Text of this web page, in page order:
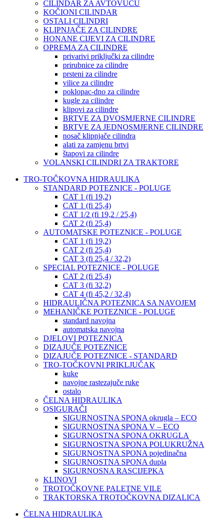
CILINDAR ZA AVTOVUČU
KOČIONI CILINDAR
OSTALI CILINDRI
KLIPNJAČE ZA CILINDRE
HONANE CIJEVI ZA CILINDRE
OPREMA ZA CILINDRE
privarivi priključki za cilindre
prirubnice za cilindre
prsteni za cilindre
vilice za cilindre
poklopac-dno za cilindre
kugle za cilindre
klipovi za cilindre
BRTVE ZA DVOSMJERNE CILINDRE
BRTVE ZA JEDNOSMJERNE CILINDRE
nosač klipnjače cilindra
alati za zamjenu brtvi
štapovi za cilindre
VOLANSKI CILINDRI ZA TRAKTORE
TRO-TOČKOVNA HIDRAULIKA
STANDARD POTEZNICE - POLUGE
CAT 1 (fi 19,2)
CAT 1 (fi 25,4)
CAT 1/2 (fi 19,2 / 25,4)
CAT 2 (fi 25,4)
AUTOMATSKE POTEZNICE - POLUGE
CAT 1 (fi 19,2)
CAT 2 (fi 25,4)
CAT 3 (fi 25,4 / 32,2)
SPECIAL POTEZNICE - POLUGE
CAT 2 (fi 25,4)
CAT 3 (fi 32,2)
CAT 4 (fi 45,2 / 32,4)
HIDRAULIČNA POTEZNICA SA NAVOJEM
MEHANIČKE POTEZNICE - POLUGE
standard navojna
automatska navojna
DJELOVI POTEZNICA
DIZAJUČE POTEZNICE
DIZAJUČE POTEZNICE - STANDARD
TRO-TOČKOVNI PRIKLJUČAK
kuke
navojne rastezajuče ruke
ostalo
ČELNA HIDRAULIKA
OSIGURAČI
SIGURNOSTNA SPONA okrugla – ECO
SIGURNOSTNA SPONA V – ECO
SIGURNOSTNA SPONA OKRUGLA
SIGURNOSTNA SPONA POLUKRUŽNA
SIGURNOSTNA SPONA pojedinačna
SIGURNOSTNA SPONA dupla
SIGURNOSNA RASCIJEPKA
KLINOVI
TROTOČKOVNE PALETNE VILE
TRAKTORSKA TROTOČKOVNA DIZALICA
ČELNA HIDRAULIKA